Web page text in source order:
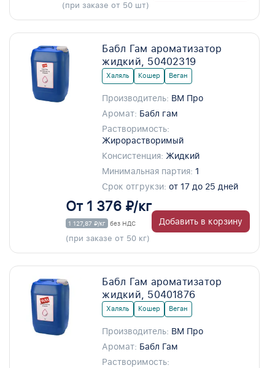
(при заказе от 50 шт)
Бабл Гам ароматизатор
жидкий, 50402319
Халяль Кошер Веган
Производитель: ВМ Про
Аромат: Бабл гам
Растворимость:
Жирорастворимый
Консистенция: Жидкий
Минимальная партия: 1
Срок отгрукзи: от 17 до 25 дней
От 1 376 ₽/кг
1 127,87 ₽/кг без НДС
(при заказе от 50 кг)
Добавить в корзину
Бабл Гам ароматизатор
жидкий, 50401876
Халяль Кошер Веган
Производитель: ВМ Про
Аромат: Бабл Гам
Растворимость: